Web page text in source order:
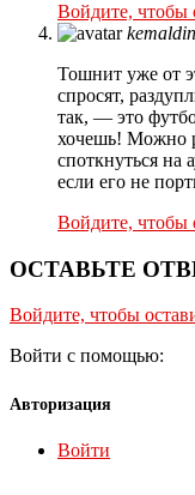
Войдите, чтобы
Тошнит уже от
спросят,
так, — это
хочешь! Можно
споткнуться на
если его не
Войдите, чтобы
ОСТАВЬТЕ
Войдите, чтобы
Войти с помощью:
Авторизация
Войти